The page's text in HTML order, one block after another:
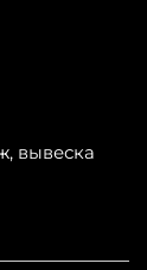
вывеска